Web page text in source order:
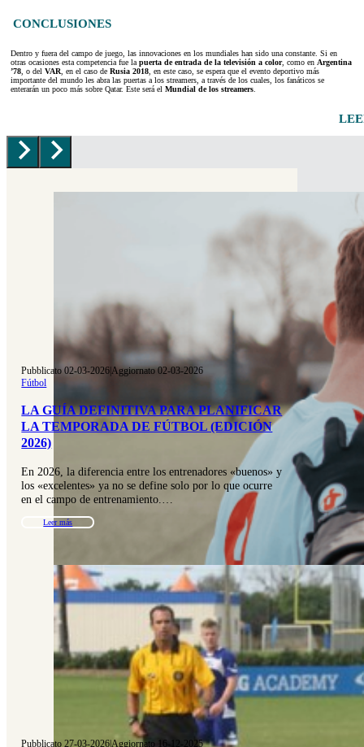
CONCLUSIONES
Dentro y fuera del campo de juego, las innovaciones en los mundiales han sido una constante. Si en
otras ocasiones esta competencia fue lapuerta de entrada de la televisión a color, como en Argentina
’78, o del VAR, en el caso de Rusia 2018, en este caso, se espera que el evento deportivo más
importante del mundo les abra las puertas a los streamers, a través de los cuales, los fanáticos se
enterarán un poco más sobre Qatar. Este será el Mundial de los streamers.
Pubblicato 02-03-2026|Aggiornato 02-03-2026
Fútbol
LA GUÍA DEFINITIVA PARA PLANIFICAR
LA TEMPORADA DE FÚTBOL (EDICIÓN
2026)
En 2026, la diferencia entre los entrenadores «buenos» y
los «excelentes» ya no se define solo por lo que ocurre
en el campo de entrenamiento.…
Leer más
Pubblicato 27-03-2026|Aggiornato 16-12-2025